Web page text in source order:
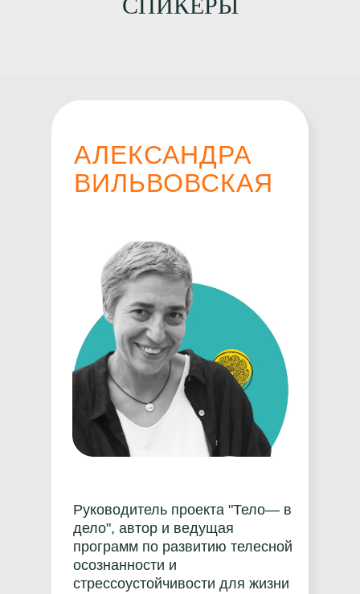
Руководитель проекта "Тело— в
дело", автор и ведущая
программ по развитию телесной
осознанности и
стрессоустойчивости для жизни
АЛЕКСАНДРА
ВИЛЬВОВСКАЯ